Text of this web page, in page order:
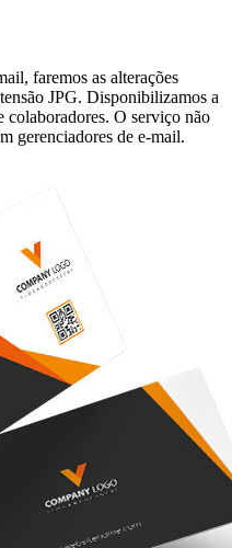
faremos as alterações
JPG. Disponibilizamos a
colaboradores. O serviço não
gerenciadores de e-mail.